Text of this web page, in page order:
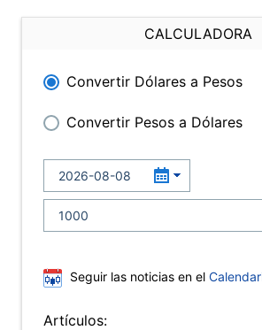
CALCULADORA
Convertir Dólares a Pesos
Convertir Pesos a Dólares
Seguir las noticias en el
Artículos: